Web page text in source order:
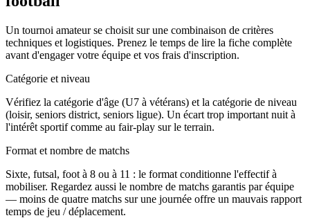
Un tournoi amateur se choisit sur une combinaison de critères
techniques et logistiques. Prenez le temps de lire la fiche complète
avant d'engager votre équipe et vos frais d'inscription.
Catégorie et niveau
Vérifiez la catégorie d'âge (U7 à vétérans) et la catégorie de niveau
(loisir, seniors district, seniors ligue). Un écart trop important nuit à
l'intérêt sportif comme au fair-play sur le terrain.
Format et nombre de matchs
Sixte, futsal, foot à 8 ou à 11 : le format conditionne l'effectif à
mobiliser. Regardez aussi le nombre de matchs garantis par équipe
— moins de quatre matchs sur une journée offre un mauvais rapport
temps de jeu / déplacement.